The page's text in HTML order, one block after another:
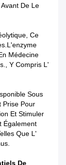
De Le
Ce
Médecine
Y Compris L'
Sous
Prise Pour
Et Stimuler
Également
Que L'
De